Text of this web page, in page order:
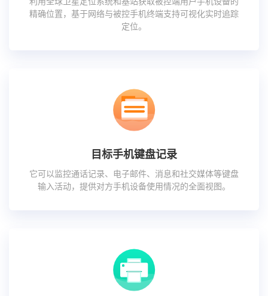
精确位置，基于网络与被控手机终端支持可视化实时追踪
定位。
目标手机键盘记录
它可以监控通话记录、电子邮件、消息和社交媒体等键盘
输入活动，提供对方手机设备使用情况的全面视图。